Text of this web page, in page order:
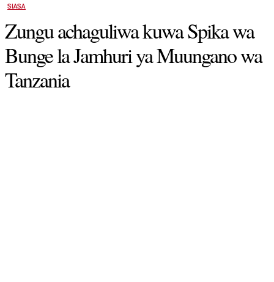
SIASA
Zungu achaguliwa kuwa Spika wa
Bunge la Jamhuri ya Muungano wa
Tanzania